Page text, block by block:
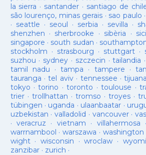
la sierra · santander · santiago de
são lourenço, minas gerais · sao paulo ·
· seattle · seoul · serbia · sevilla ·
shenzhen · sherbrooke · sibèria ·
singapore · south sudan ·
stockholm · strasbourg · stuttgart·
suzhou · sydney · szczecin ·tailandia
tamil nadu ·tampa · tampere ·
tauranga ·tel aviv· tennessee ·tijuana
tokyo ·torino ·toronto ·toulouse ·
trier· trollhattan · tromso · troyes·
tübingen · uganda · ulaanbaatar ·
uzbekistan · valladolid · vancouver·
· veracruz · vietnam · villahermosa
warrnambool ·warszawa ·washington
wight· wisconsin ·wroclaw ·
zanzibar· zurich ·